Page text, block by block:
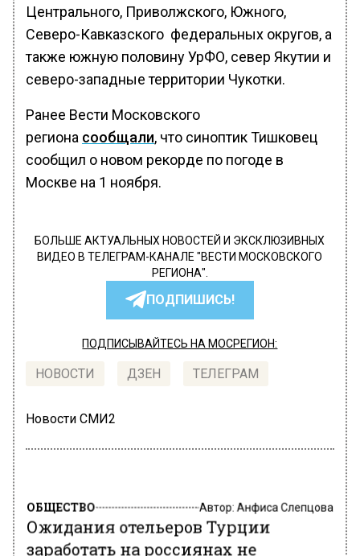
Центрального, Приволжского, Южного,
Северо-Кавказского федеральных округов, а
также южную половину УрФО, север Якутии и
северо-западные территории Чукотки.
Ранее Вести Московского
региона сообщали, что синоптик Тишковец
сообщил о новом рекорде по погоде в
Москве на 1 ноября.
БОЛЬШЕ АКТУАЛЬНЫХ НОВОСТЕЙ И ЭКСКЛЮЗИВНЫХ
ВИДЕО В ТЕЛЕГРАМ-КАНАЛЕ "ВЕСТИ МОСКОВСКОГО
РЕГИОНА".
ПОДПИШИСЬ!
ПОДПИСЫВАЙТЕСЬ НА МОСРЕГИОН:
НОВОСТИ ДЗЕН ТЕЛЕГРАМ
Новости СМИ2
ОБЩЕСТВО Автор: Анфиса Слепцова
Ожидания отельеров Турции
заработать на россиянах не